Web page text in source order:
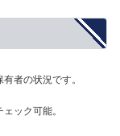
者の状況です。
ック可能。